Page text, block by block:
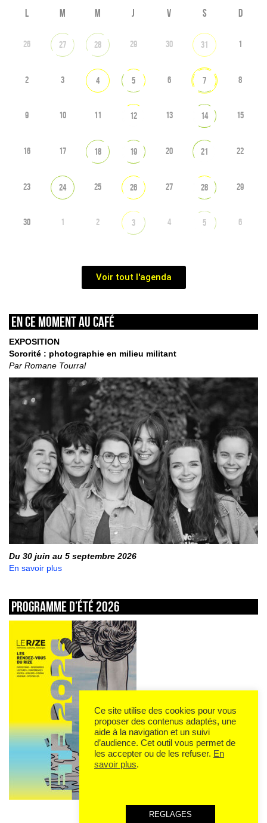
L M M J V S D
26 27 28 29 30 31 1
2 3 4 5 6 7 8
9 10 11 12 13 14 15
16 17 18 19 20 21 22
23 24 25 26 27 28 29
30 1 2 3 4 5 6
Voir tout l'agenda
En ce moment au café
EXPOSITION
Sororité : photographie en milieu militant
Par Romane Tourral
Du 30 juin au 5 septembre 2026
En savoir plus
Programme d’été 2026
Ce site utilise des cookies pour vous
proposer des contenus adaptés, une
aide à la navigation et un suivi
d’audience. Cet outil vous permet de
les accepter ou de les refuser. En
savoir plus.
REGLAGES